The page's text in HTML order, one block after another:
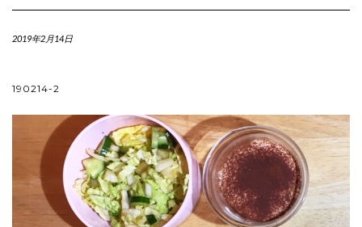
Navigation
2019年2月14日
190214-2